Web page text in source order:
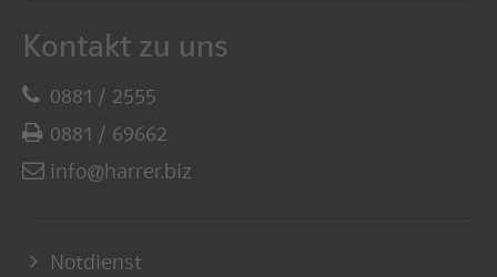
Kontakt zu uns
0881 / 2555
0881 / 69662
info@harrer.biz
Notdienst